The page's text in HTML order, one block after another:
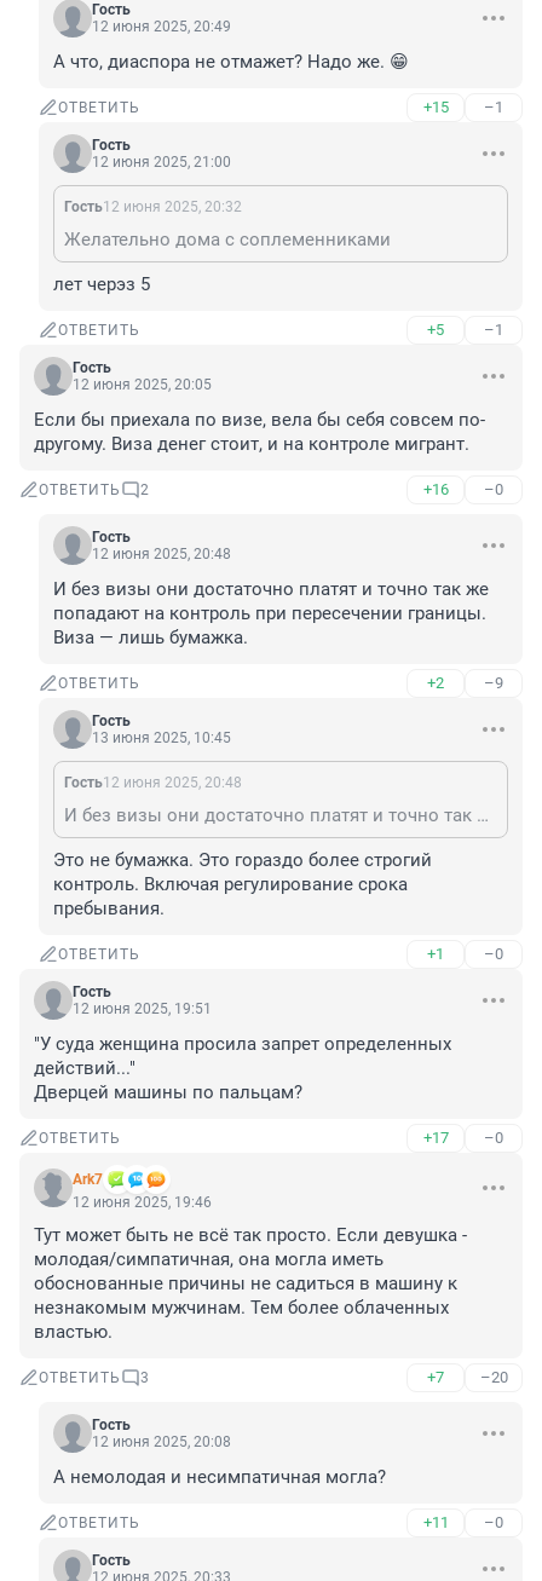
Гость
12 июня 2025, 20:49
А что, диаспора не отмажет? Надо же. 😁
ОТВЕТИТЬ +15 –1
Гость
12 июня 2025, 21:00
Гость12 июня 2025, 20:32
Желательно дома с соплеменниками
лет черэз 5
ОТВЕТИТЬ +5 –1
Гость
12 июня 2025, 20:05
Если бы приехала по визе, вела бы себя совсем по-
другому. Виза денег стоит, и на контроле мигрант.
ОТВЕТИТЬ 2 +16 –0
Гость
12 июня 2025, 20:48
И без визы они достаточно платят и точно так же
попадают на контроль при пересечении границы.
Виза — лишь бумажка.
ОТВЕТИТЬ +2 –9
Гость
13 июня 2025, 10:45
Гость12 июня 2025, 20:48
И без визы они достаточно платят и точно так же попадают на контроль при пересечении границы. Виза — лишь бумажка.
Это не бумажка. Это гораздо более строгий
контроль. Включая регулирование срока
пребывания.
ОТВЕТИТЬ +1 –0
Гость
12 июня 2025, 19:51
"У суда женщина просила запрет определенных
действий..."
Дверцей машины по пальцам?
ОТВЕТИТЬ +17 –0
Ark7
12 июня 2025, 19:46
Тут может быть не всё так просто. Если девушка -
молодая/симпатичная, она могла иметь
обоснованные причины не садиться в машину к
незнакомым мужчинам. Тем более облаченных
властью.
ОТВЕТИТЬ 3 +7 –20
Гость
12 июня 2025, 20:08
А немолодая и несимпатичная могла?
ОТВЕТИТЬ +11 –0
Гость
12 июня 2025, 20:33